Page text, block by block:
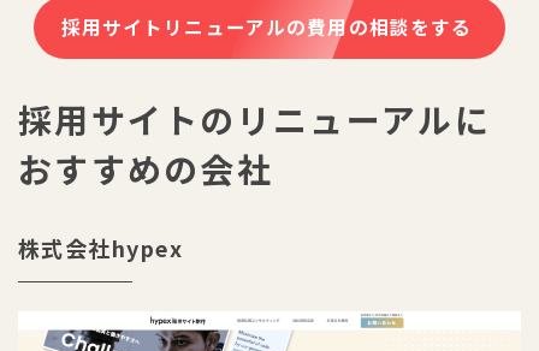
採用サイトリニューアルの費用の相談をする
採用サイトのリニューアルに
おすすめの会社
株式会社hypex